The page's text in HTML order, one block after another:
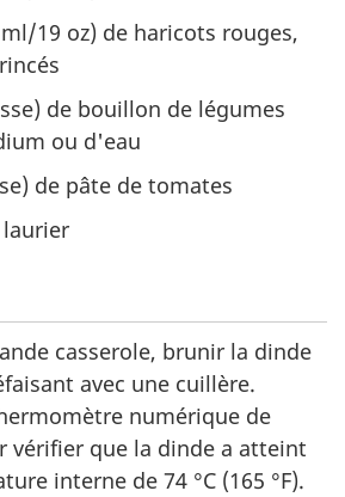
19 oz) de haricots rouges,
de bouillon de légumes
ou d'eau
de pâte de tomates
casserole, brunir la dinde
avec une cuillère.
numérique de
vérifier que la dinde a atteint
interne de 74 °C (165 °F).